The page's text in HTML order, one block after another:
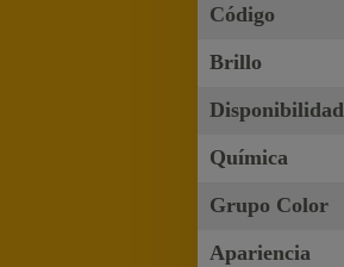
Código
Brillo
Disponibilidad
Química
Grupo Color
Apariencia